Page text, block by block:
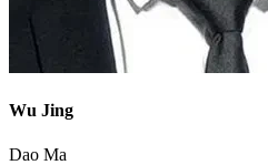
Wu Jing
Dao Ma